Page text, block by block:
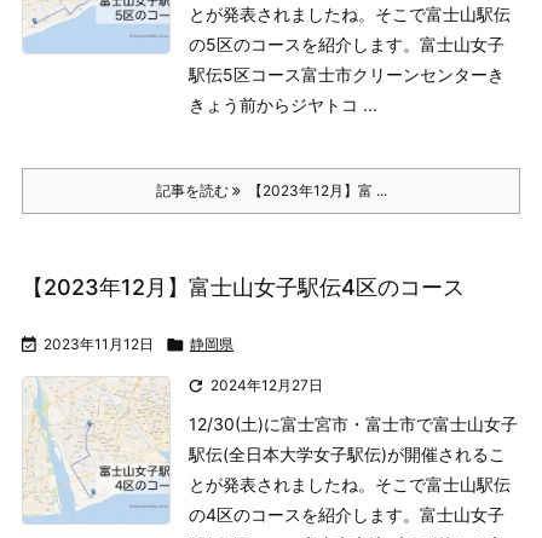
とが発表されましたね。そこで富士山駅伝
の5区のコースを紹介します。 富士山女子
駅伝5区コース富士市クリーンセンターき
きょう前からジヤトコ ...
記事を読む 【2023年12月】富 ...
【2023年12月】富士山女子駅伝4区のコース
 2023年11月12日  静岡県
 2024年12月27日
12/30(土)に富士宮市・富士市で富士山女子
駅伝(全日本大学女子駅伝)が開催されるこ
とが発表されましたね。そこで富士山駅伝
の4区のコースを紹介します。 富士山女子